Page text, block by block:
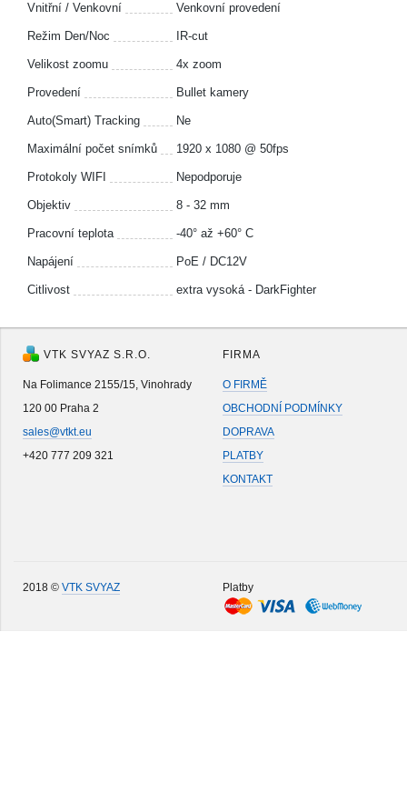
Vnitřní / Venkovní Venkovní provedení
Režim Den/Noc IR-cut
Velikost zoomu 4x zoom
Provedení Bullet kamery
Auto(Smart) Tracking Ne
Maximální počet snímků 1920 x 1080 @ 50fps
Protokoly WIFI Nepodporuje
Objektiv 8 - 32 mm
Pracovní teplota -40° až +60° C
Napájení PoE / DC12V
Citlivost extra vysoká - DarkFighter
VTK SVYAZ S.R.O.
Na Folimance 2155/15, Vinohrady
120 00 Praha 2
sales@vtkt.eu
+420 777 209 321
FIRMA
O FIRMĚ
OBCHODNÍ PODMÍNKY
DOPRAVA
PLATBY
KONTAKT
2018 © VTK SVYAZ Platby